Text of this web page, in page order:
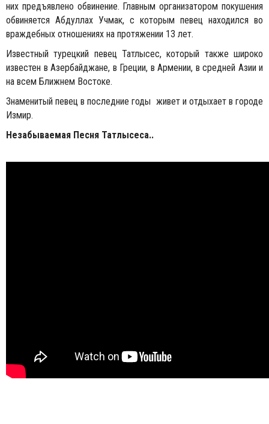
них предъявлено обвинение. Главным организатором покушения
обвиняется Абдуллах Учмак, с которым певец находился во
враждебных отношениях на протяжении 13 лет.
Известный турецкий певец Татлысес, который также широко
известен в Азербайджане, в Греции, в Армении, в средней Азии и
на всем Ближнем Востоке.
Знаменитый певец в последние годы живет и отдыхает в городе
Измир.
Незабываемая Песня Татлысеса..